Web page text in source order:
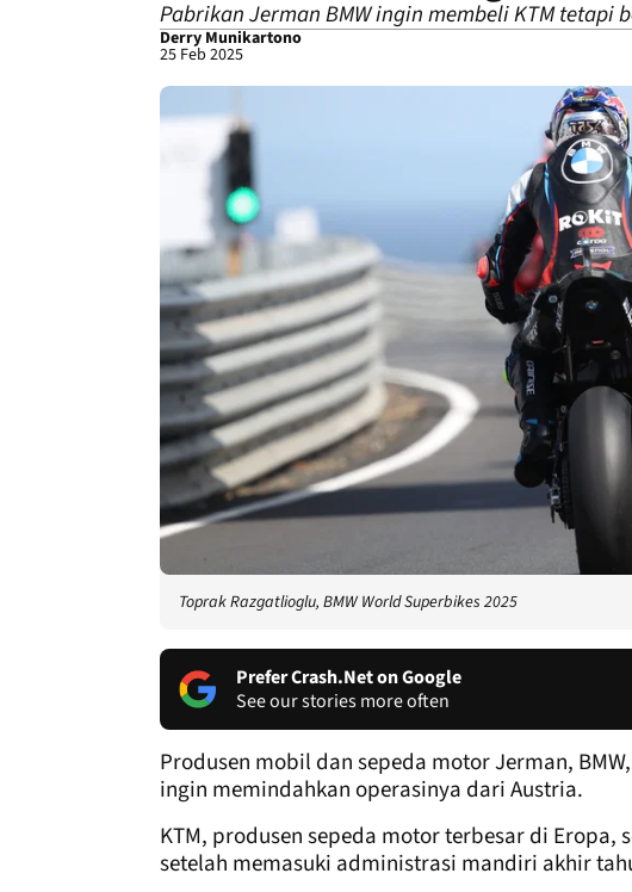
Pabrikan Jerman BMW ingin membeli KTM
Derry Munikartono
25 Feb 2025
Toprak Razgatlioglu, BMW World Superbikes 2025
Prefer Crash.Net on Google
See our stories more often
Produsen mobil dan sepeda motor Jerman,
ingin memindahkan operasinya dari Austria.
KTM, produsen sepeda motor terbesar di
setelah memasuki administrasi mandiri akhir